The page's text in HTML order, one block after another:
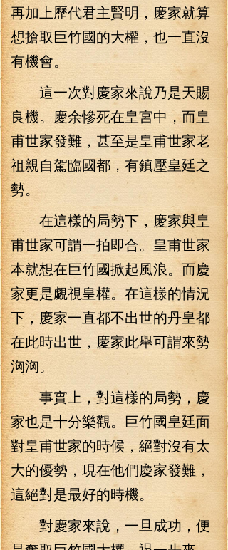
再加上歷代君主賢明，慶家就算
想搶取巨竹國的大權，也一直沒
有機會。
這一次對慶家來說乃是天賜
良機。慶余慘死在皇宮中，而皇
甫世家發難，甚至是皇甫世家老
祖親自駕臨國都，有鎮壓皇廷之
勢。
在這樣的局勢下，慶家與皇
甫世家可謂一拍即合。皇甫世家
本就想在巨竹國掀起風浪。而慶
家更是覷視皇權。在這樣的情況
下，慶家一直都不出世的丹皇都
在此時出世，慶家此舉可謂來勢
洶洶。
事實上，對這樣的局勢，慶
家也是十分樂觀。巨竹國皇廷面
對皇甫世家的時候，絕對沒有太
大的優勢，現在他們慶家發難，
這絕對是最好的時機。
對慶家來說，一旦成功，便